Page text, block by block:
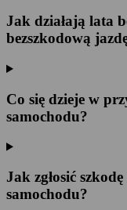
Jak działają lata
bezszkodową
Co się dzieje w
samochodu?
Jak zgłosić
samochodu?